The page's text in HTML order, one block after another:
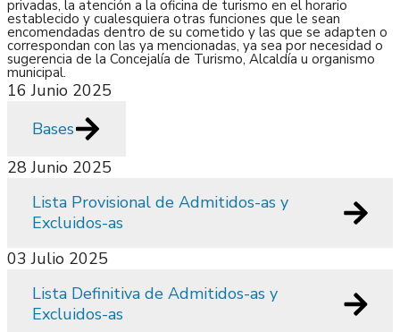
privadas, la atención a la oficina de turismo en el horario
establecido y cualesquiera otras funciones que le sean
encomendadas dentro de su cometido y las que se adapten o
correspondan con las ya mencionadas, ya sea por necesidad o
sugerencia de la Concejalía de Turismo, Alcaldía u organismo
municipal.
16 Junio 2025
Bases
28 Junio 2025
Lista Provisional de Admitidos-as y
Excluidos-as
03 Julio 2025
Lista Definitiva de Admitidos-as y
Excluidos-as